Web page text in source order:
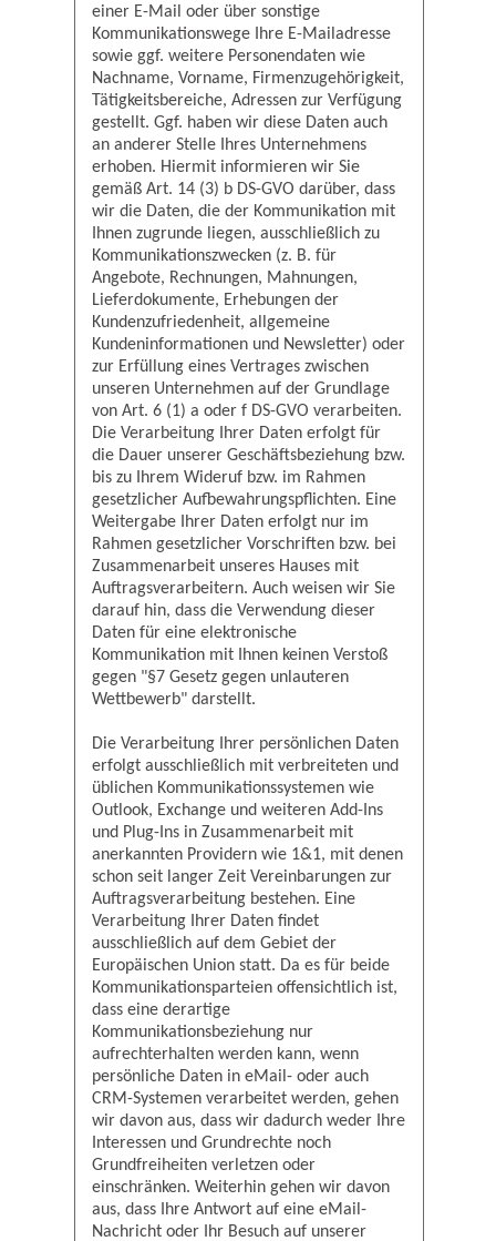
einer E-Mail oder über sonstige
Kommunikationswege Ihre E-Mailadresse
sowie ggf. weitere Personendaten wie
Nachname, Vorname, Firmenzugehörigkeit,
Tätigkeitsbereiche, Adressen zur Verfügung
gestellt. Ggf. haben wir diese Daten auch
an anderer Stelle Ihres Unternehmens
erhoben. Hiermit informieren wir Sie
gemäß Art. 14 (3) b DS-GVO darüber, dass
wir die Daten, die der Kommunikation mit
Ihnen zugrunde liegen, ausschließlich zu
Kommunikationszwecken (z. B. für
Angebote, Rechnungen, Mahnungen,
Lieferdokumente, Erhebungen der
Kundenzufriedenheit, allgemeine
Kundeninformationen und Newsletter) oder
zur Erfüllung eines Vertrages zwischen
unseren Unternehmen auf der Grundlage
von Art. 6 (1) a oder f DS-GVO verarbeiten.
Die Verarbeitung Ihrer Daten erfolgt für
die Dauer unserer Geschäftsbeziehung bzw.
bis zu Ihrem Wideruf bzw. im Rahmen
gesetzlicher Aufbewahrungspflichten. Eine
Weitergabe Ihrer Daten erfolgt nur im
Rahmen gesetzlicher Vorschriften bzw. bei
Zusammenarbeit unseres Hauses mit
Auftragsverarbeitern. Auch weisen wir Sie
darauf hin, dass die Verwendung dieser
Daten für eine elektronische
Kommunikation mit Ihnen keinen Verstoß
gegen "§7 Gesetz gegen unlauteren
Wettbewerb" darstellt.
Die Verarbeitung Ihrer persönlichen Daten
erfolgt ausschließlich mit verbreiteten und
üblichen Kommunikationssystemen wie
Outlook, Exchange und weiteren Add-Ins
und Plug-Ins in Zusammenarbeit mit
anerkannten Providern wie 1&1, mit denen
schon seit langer Zeit Vereinbarungen zur
Auftragsverarbeitung bestehen. Eine
Verarbeitung Ihrer Daten findet
ausschließlich auf dem Gebiet der
Europäischen Union statt. Da es für beide
Kommunikationsparteien offensichtlich ist,
dass eine derartige
Kommunikationsbeziehung nur
aufrechterhalten werden kann, wenn
persönliche Daten in eMail- oder auch
CRM-Systemen verarbeitet werden, gehen
wir davon aus, dass wir dadurch weder Ihre
Interessen und Grundrechte noch
Grundfreiheiten verletzen oder
einschränken. Weiterhin gehen wir davon
aus, dass Ihre Antwort auf eine eMail-
Nachricht oder Ihr Besuch auf unserer